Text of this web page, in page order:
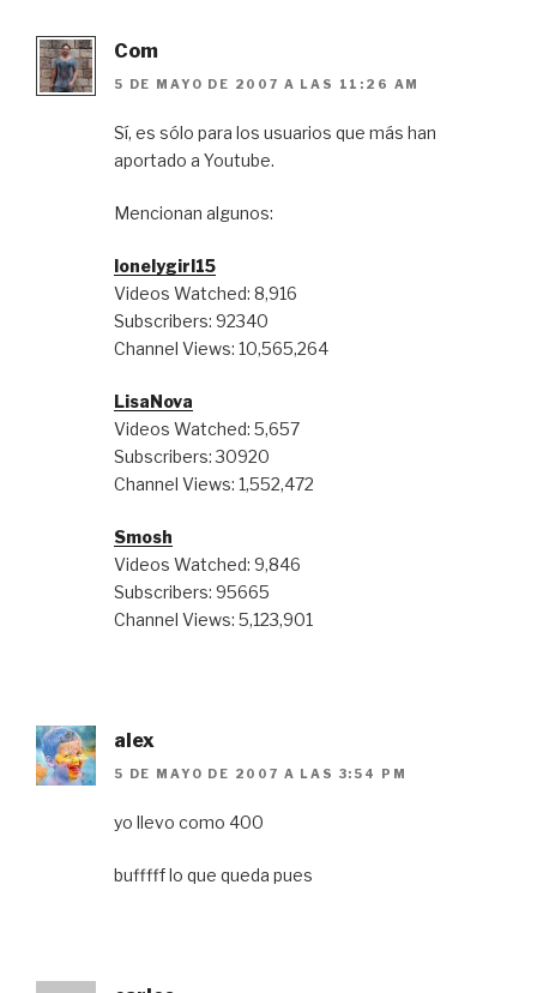
Com
5 DE MAYO DE 2007 A LAS 11:26 AM
Sí, es sólo para los usuarios que más han
aportado a Youtube.
Mencionan algunos:
lonelygirl15
Videos Watched: 8,916
Subscribers: 92340
Channel Views: 10,565,264
LisaNova
Videos Watched: 5,657
Subscribers: 30920
Channel Views: 1,552,472
Smosh
Videos Watched: 9,846
Subscribers: 95665
Channel Views: 5,123,901
alex
5 DE MAYO DE 2007 A LAS 3:54 PM
yo llevo como 400
bufffff lo que queda pues